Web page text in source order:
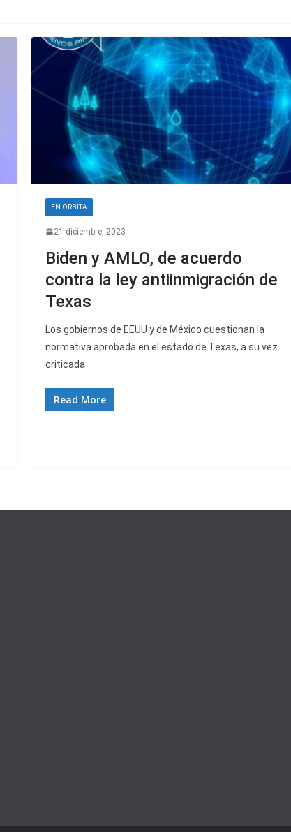
EN ORBITA
21 diciembre, 2023
Biden y AMLO, de acuerdo
contra la ley antiinmigración de
Texas
Los gobiernos de EEUU y de México cuestionan la
normativa aprobada en el estado de Texas, a su vez
criticada
Read More